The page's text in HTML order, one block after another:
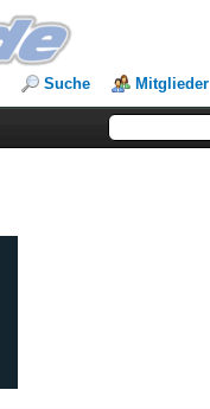
Suche Mitglieder